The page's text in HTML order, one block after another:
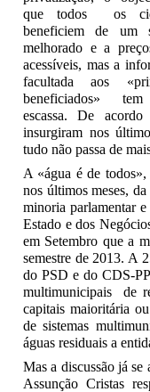
que todos os
beneficiem de um
melhorado e a
acessíveis, mas a
facultada aos
beneficiados»
escassa. De
insurgiram nos
tudo não passa de
A «água é de
nos últimos meses,
minoria parlamentar
Estado e dos
em Setembro que a
semestre de 2013. A
do PSD e do CDS-
multimunicipais de
capitais maioritária
de sistemas
águas residuais a
Mas a discussão já se
Assunção Cristas